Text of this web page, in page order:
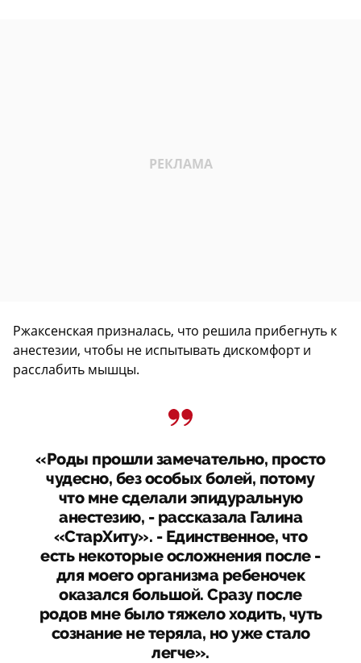
Ржаксенская призналась, что решила прибегнуть к
анестезии, чтобы не испытывать дискомфорт и
расслабить мышцы.
«Роды прошли замечательно, просто
чудесно, без особых болей, потому
что мне сделали эпидуральную
анестезию, - рассказала Галина
«СтарХиту». - Единственное, что
есть некоторые осложнения после -
для моего организма ребеночек
оказался большой. Сразу после
родов мне было тяжело ходить, чуть
сознание не теряла, но уже стало
легче».